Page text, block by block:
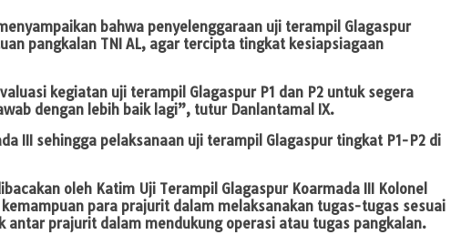
bahwa penyelenggaraan uji terampil Glagaspur
pangkalan TNI AL, agar tercipta tingkat kesiapsiagaan
kegiatan uji terampil Glagaspur P1 dan P2 untuk segera
dengan lebih baik lagi”, tutur Danlantamal IX.
III sehingga pelaksanaan uji terampil Glagaspur tingkat P1-P2 di
oleh Katim Uji Terampil Glagaspur Koarmada III Kolonel
para prajurit dalam melaksanakan tugas-tugas sesuai
prajurit dalam mendukung operasi atau tugas pangkalan.